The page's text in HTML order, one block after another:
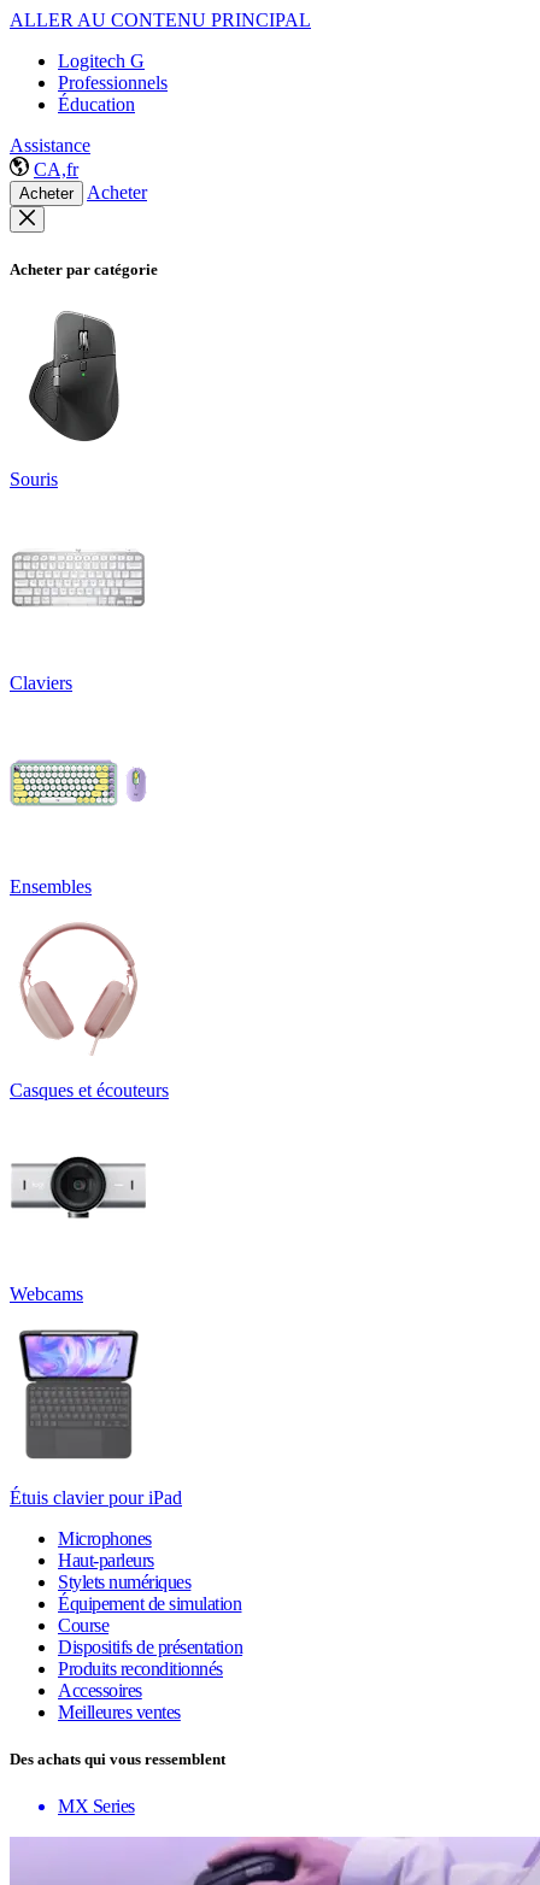
ALLER AU CONTENU PRINCIPAL
Logitech G
Professionnels
Éducation
Assistance
CA,fr
Acheter Acheter
Acheter par catégorie
Souris
Claviers
Ensembles
Casques et écouteurs
Webcams
Étuis clavier pour iPad
Microphones
Haut-parleurs
Stylets numériques
Équipement de simulation
Course
Dispositifs de présentation
Produits reconditionnés
Accessoires
Meilleures ventes
Des achats qui vous ressemblent
MX Series